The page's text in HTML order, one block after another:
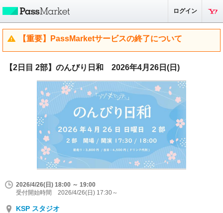
ログイン
【重要】PassMarketサービスの終了について
【2日目 2部】のんびり日和 2026年4月26日(日)
2026/4/26(日) 18:00 ～ 19:00
受付開始時間 2026/4/26(日) 17:30～
KSP スタジオ